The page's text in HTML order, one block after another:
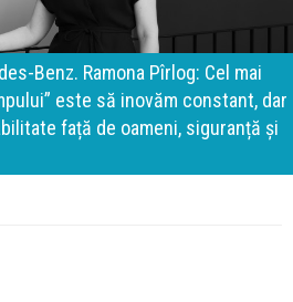
Ramona Pîrlog: Cel mai
este să inovăm constant, dar
față de oameni, siguranță și